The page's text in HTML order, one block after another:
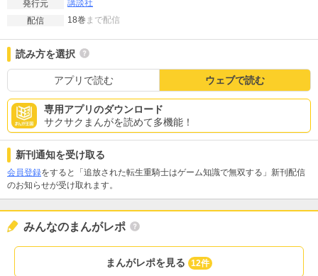
発行元
講談社
配信
18巻 まで配信
読み方を選択
アプリで読む ウェブで読む
専用アプリのダウンロード
サクサクまんがを読めて多機能！
新刊通知を受け取る
会員登録をすると「追放された転生重騎士はゲーム知識で無双する」新刊配信
のお知らせが受け取れます。
みんなのまんがレポ
まんがレポを見る 12件